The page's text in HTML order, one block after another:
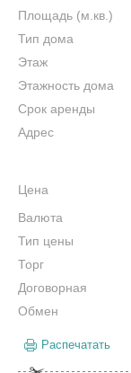
Площадь (м.кв.)
Тип дома
Этаж
Этажность дома
Срок аренды
Адрес
Цена
Валюта
Тип цены
Торг
Договорная
Обмен
Распечатать